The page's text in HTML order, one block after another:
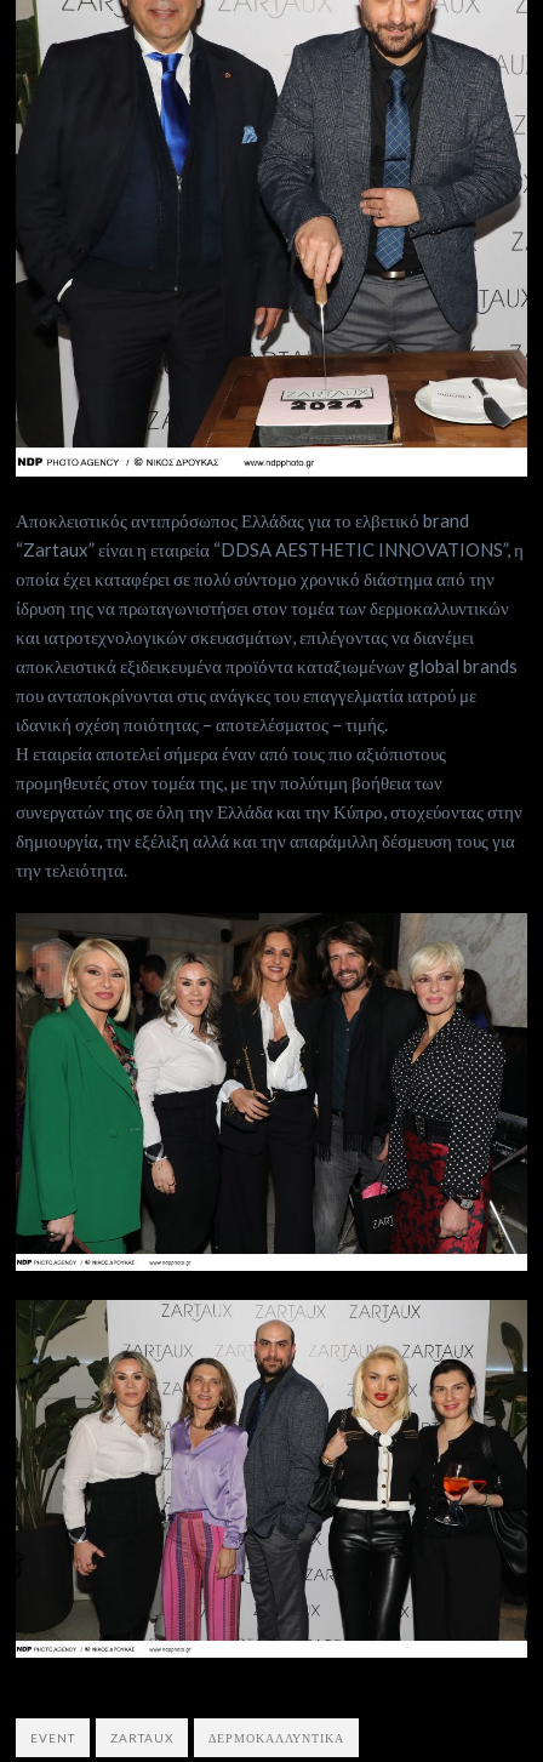
Αποκλειστικός αντιπρόσωπος Ελλάδας για το ελβετικό brand
“Zartaux” είναι η εταιρεία “DDSA AESTHETIC INNOVATIONS”, η
οποία έχει καταφέρει σε πολύ σύντομο χρονικό διάστημα από την
ίδρυση της να πρωταγωνιστήσει στον τομέα των δερμοκαλλυντικών
και ιατροτεχνολογικών σκευασμάτων, επιλέγοντας να διανέμει
αποκλειστικά εξιδεικευμένα προϊόντα καταξιωμένων global brands
που ανταποκρίνονται στις ανάγκες του επαγγελματία ιατρού με
ιδανική σχέση ποιότητας – αποτελέσματος – τιμής.
Η εταιρεία αποτελεί σήμερα έναν από τους πιο αξιόπιστους
προμηθευτές στον τομέα της, με την πολύτιμη βοήθεια των
συνεργατών της σε όλη την Ελλάδα και την Κύπρο, στοχεύοντας στην
δημιουργία, την εξέλιξη αλλά και την απαράμιλλη δέσμευση τους για
την τελειότητα.
EVENT ZARTAUX ΔΕΡΜΟΚΑΛΛΥΝΤΙΚΑ